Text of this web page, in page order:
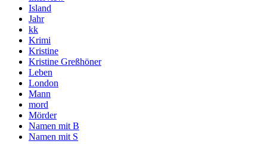
Island
Jahr
kk
Krimi
Kristine
Kristine Greßhöner
Leben
London
Mann
mord
Mörder
Namen mit B
Namen mit S